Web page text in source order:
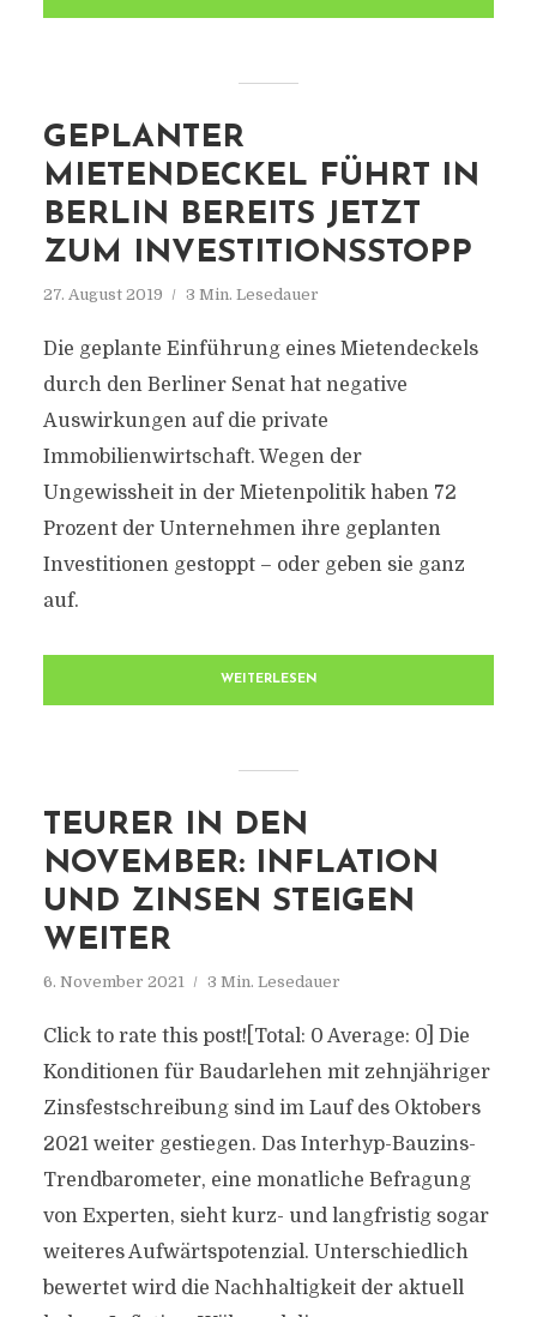
GEPLANTER
MIETENDECKEL FÜHRT IN
BERLIN BEREITS JETZT
ZUM INVESTITIONSSTOPP
27. August 2019 3 Min. Lesedauer
Die geplante Einführung eines Mietendeckels
durch den Berliner Senat hat negative
Auswirkungen auf die private
Immobilienwirtschaft. Wegen der
Ungewissheit in der Mietenpolitik haben 72
Prozent der Unternehmen ihre geplanten
Investitionen gestoppt – oder geben sie ganz
auf.
WEITERLESEN
TEURER IN DEN
NOVEMBER: INFLATION
UND ZINSEN STEIGEN
WEITER
6. November 2021 3 Min. Lesedauer
Click to rate this post![Total: 0 Average: 0] Die
Konditionen für Baudarlehen mit zehnjähriger
Zinsfestschreibung sind im Lauf des Oktobers
2021 weiter gestiegen. Das Interhyp-Bauzins-
Trendbarometer, eine monatliche Befragung
von Experten, sieht kurz- und langfristig sogar
weiteres Aufwärtspotenzial. Unterschiedlich
bewertet wird die Nachhaltigkeit der aktuell